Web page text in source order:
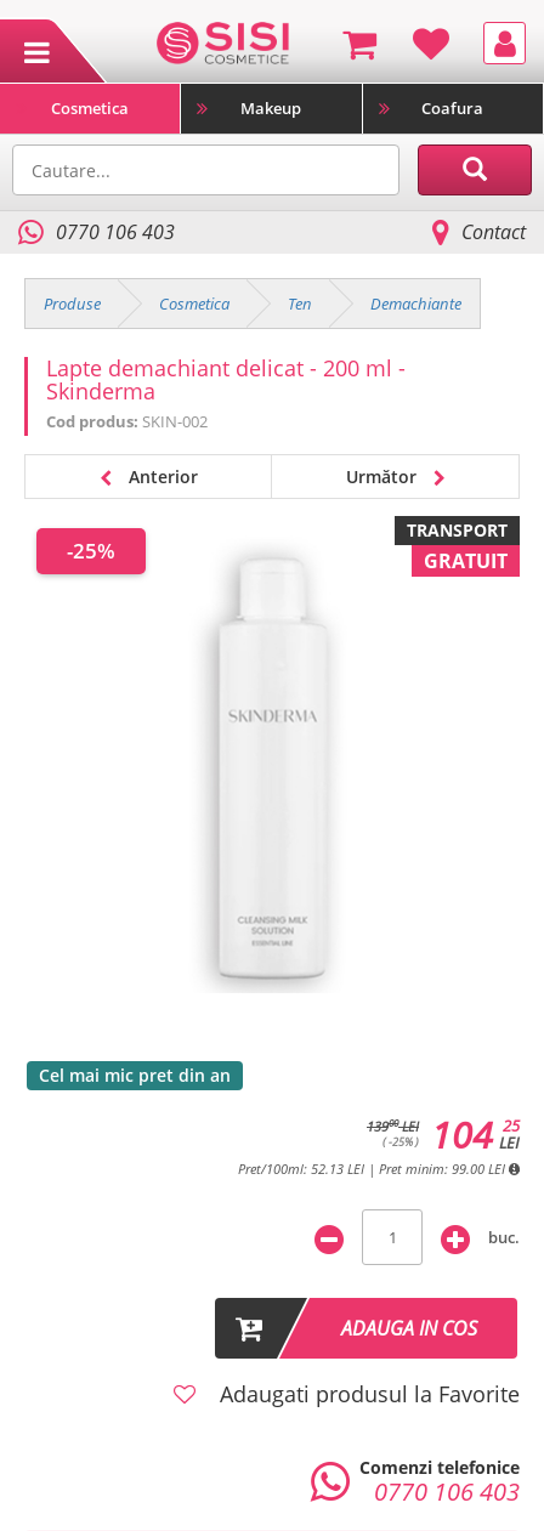
Cosmetica Makeup Coafura
0770 106 403 Contact
Produse Cosmetica Ten Demachiante
Lapte demachiant delicat - 200 ml -
Skinderma
Cod produs: SKIN-002
Anterior Următor
TRANSPORT
GRATUIT
-25%
Cel mai mic pret din an
13900LEI
( -25% )
25
LEI
104
Pret/100ml: 52.13 LEI | Pret minim: 99.00 LEI
buc.
ADAUGA IN COS
Adaugati produsul la Favorite
Comenzi telefonice
0770 106 403